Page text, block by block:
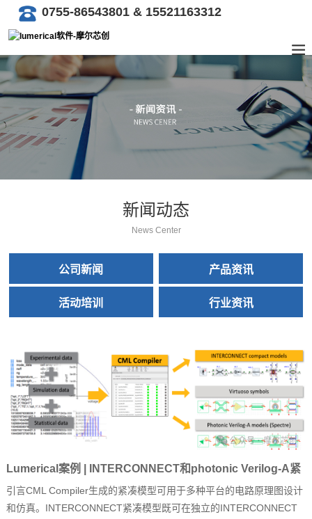
0755-86543801 & 15521163312
新闻动态
News Center
公司新闻 产品资讯
活动培训 行业资讯
Lumerical案例 | INTERCONNECT和photonic Verilog-A紧
凑模型的说明和应用
引言CML Compiler生成的紧凑模型可用于多种平台的电路原理图设计
和仿真。INTERCONNECT紧凑模型既可在独立的INTERCONNECT